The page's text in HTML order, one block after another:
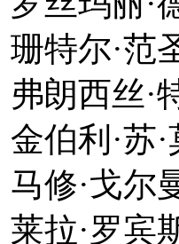
圣滕
·特纳
·莫里
曼
斯